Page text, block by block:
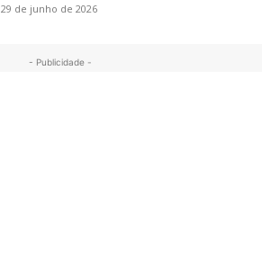
29 de junho de 2026
- Publicidade -